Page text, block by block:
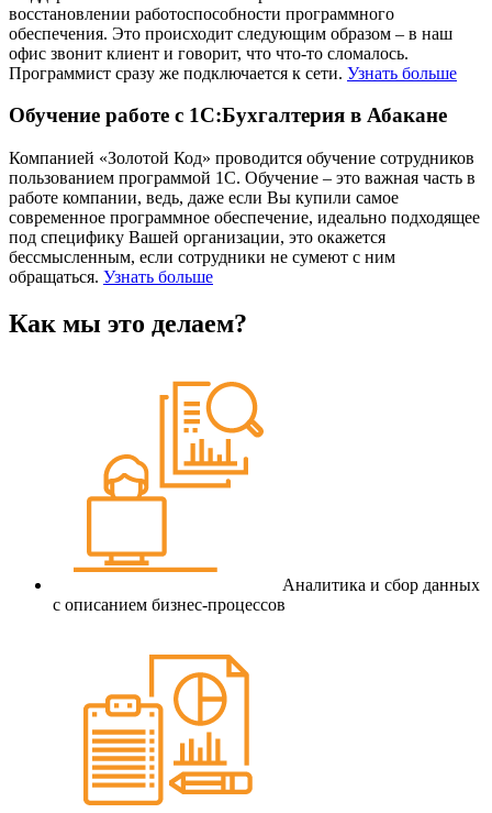
восстановлении работоспособности программного
обеспечения. Это происходит следующим образом – в наш
офис звонит клиент и говорит, что что-то сломалось.
Программист сразу же подключается к сети. Узнать больше
Обучение работе с 1С:Бухгалтерия в Абакане
Компанией «Золотой Код» проводится обучение сотрудников
пользованием программой 1С. Обучение – это важная часть в
работе компании, ведь, даже если Вы купили самое
современное программное обеспечение, идеально подходящее
под специфику Вашей организации, это окажется
бессмысленным, если сотрудники не сумеют с ним
обращаться. Узнать больше
Как мы это делаем?
Аналитика и сбор данных
с описанием бизнес-процессов